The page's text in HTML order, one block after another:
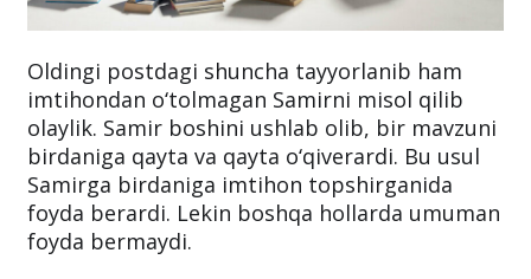
Oldingi postdagi shuncha tayyorlanib ham
imtihondan o‘tolmagan Samirni misol qilib
olaylik. Samir boshini ushlab olib, bir mavzuni
birdaniga qayta va qayta o‘qiverardi. Bu usul
Samirga birdaniga imtihon topshirganida
foyda berardi. Lekin boshqa hollarda umuman
foyda bermaydi.